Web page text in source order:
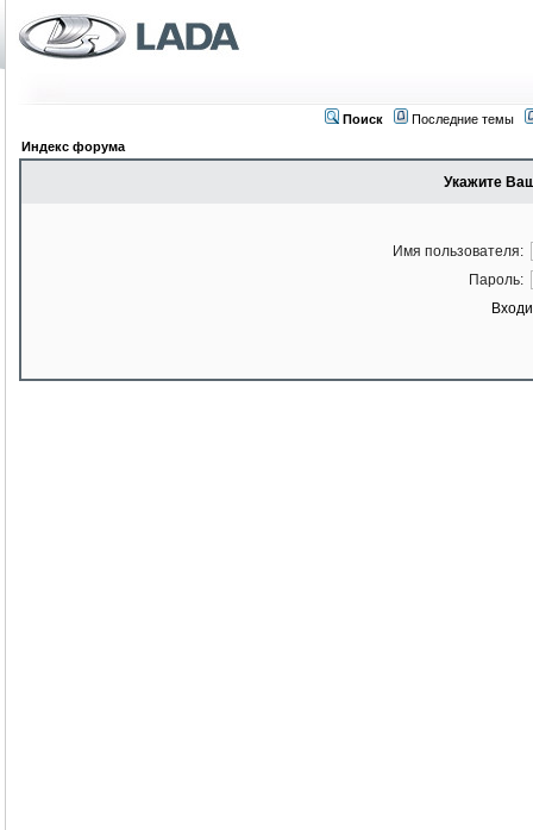
Поиск
Последние темы
Индекс форума
Укажите
Имя пользователя:
Пароль: